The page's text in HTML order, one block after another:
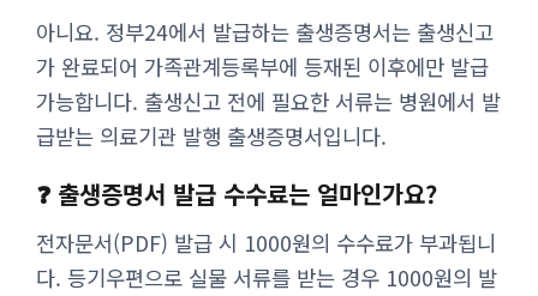
아니요. 정부24에서 발급하는 출생증명서는 출생신고
가 완료되어 가족관계등록부에 등재된 이후에만 발급
가능합니다. 출생신고 전에 필요한 서류는 병원에서 발
급받는 의료기관 발행 출생증명서입니다.
❓ 출생증명서 발급 수수료는 얼마인가요?
전자문서(PDF) 발급 시 1000원의 수수료가 부과됩니
다. 등기우편으로 실물 서류를 받는 경우 1000원의 발